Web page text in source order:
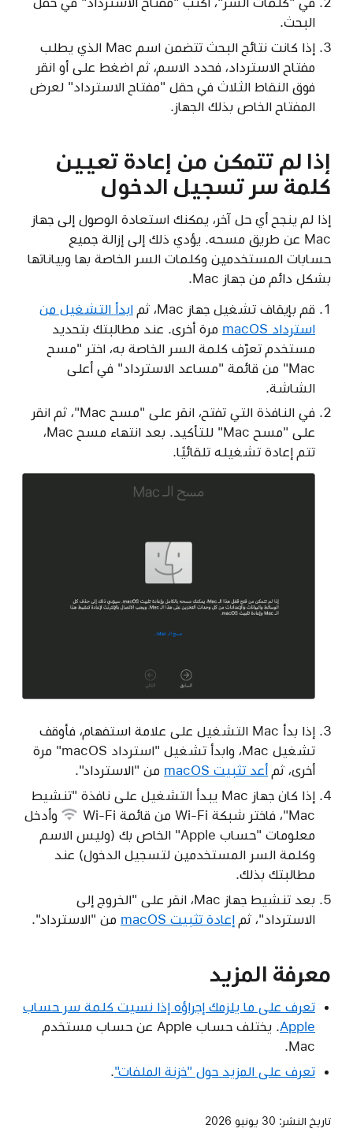
البحث.
إذا كانت نتائج البحث تتضمن اسم Mac الذي يطلب
مفتاح الاسترداد، فحدد الاسم، ثم اضغط على أو انقر
فوق النقاط الثلاث في حقل "مفتاح الاسترداد" لعرض
المفتاح الخاص بذلك الجهاز.
إذا لم تتمكن من إعادة تعيين
كلمة سر تسجيل الدخول
إذا لم ينجح أي حل آخر، يمكنك استعادة الوصول إلى جهاز
Mac عن طريق مسحه. يؤدي ذلك إلى إزالة جميع
حسابات المستخدمين وكلمات السر الخاصة بها وبياناتها
بشكل دائم من جهاز Mac.
قم بإيقاف تشغيل جهاز Mac، ثم
ابدأ التشغيل من
استرداد macOS
مرة أخرى. عند مطالبتك بتحديد
مستخدم تعرّف كلمة السر الخاصة به، اختر "مسح
Mac" من قائمة "مساعد الاسترداد" في أعلى
الشاشة.
في النافذة التي تفتح، انقر على "مسح Mac"، ثم انقر
على "مسح Mac" للتأكيد. بعد انتهاء مسح Mac،
تتم إعادة تشغيله تلقائيًا.
إذا بدأ Mac التشغيل على علامة استفهام، فأوقف
تشغيل Mac، وابدأ تشغيل "استرداد macOS" مرة
أخرى، ثم أعد تثبيت macOS
من "الاسترداد".
إذا كان جهاز Mac يبدأ التشغيل على نافذة "تنشيط
Mac"، فاختر شبكة Wi-Fi من
قائمة Wi-Fi
وأدخل
معلومات "حساب Apple" الخاص بك (وليس الاسم
وكلمة السر المستخدمين لتسجيل الدخول) عند
مطالبتك بذلك.
بعد تنشيط جهاز Mac، انقر على "الخروج إلى
الاسترداد"، ثم إعادة تثبيت macOS من "الاسترداد".
معرفة المزيد
تعرف على ما يلزمك إجراؤه إذا نسيت كلمة سر حساب
Apple
. يختلف حساب Apple عن حساب مستخدم
Mac.
تعرف على المزيد حول "خزنة الملفات".
تاريخ النشر: 30 يونيو 2026